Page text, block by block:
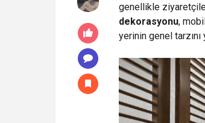
genellikle
dekorasyonu,
yerinin genel